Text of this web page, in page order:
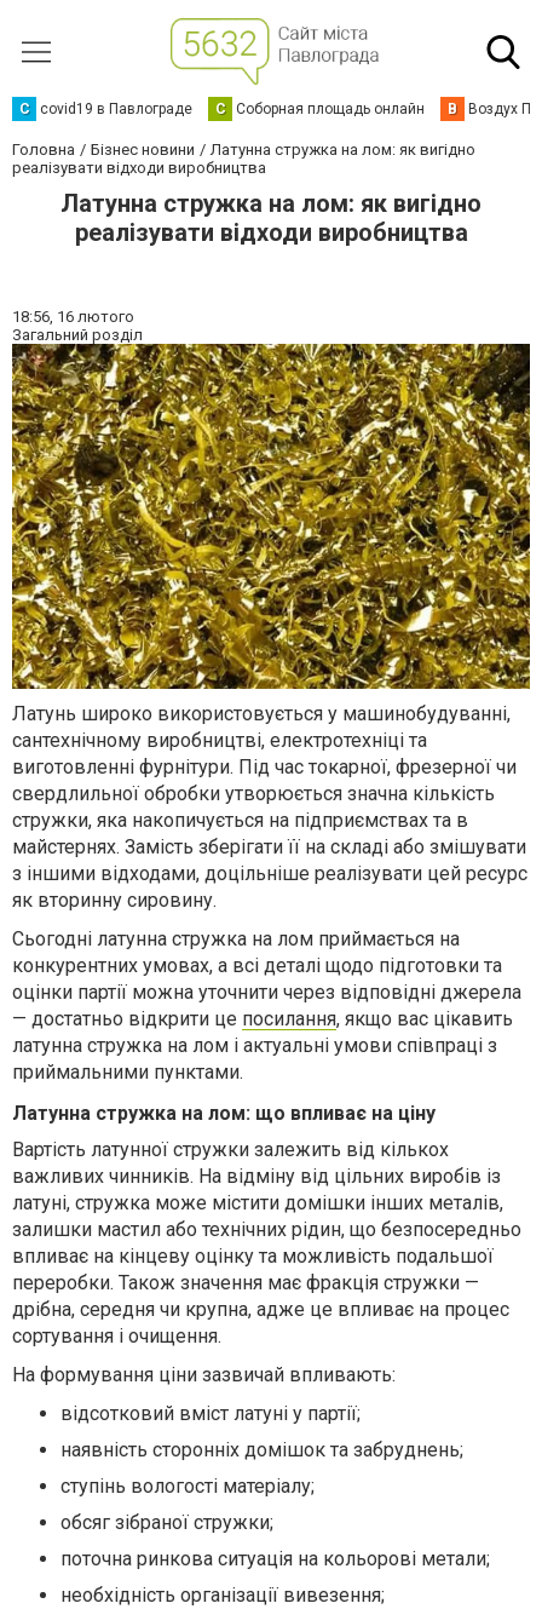
C covid19 в Павлограде С Соборная площадь онлайн В Воздух
Головна Бізнес новини
Латунна стружка на лом: як вигідно
реалізувати відходи виробництва
Латунна стружка на лом: як вигідно
реалізувати відходи виробництва
18:56, 16 лютого
Загальний розділ
Латунь широко використовується у машинобудуванні,
сантехнічному виробництві, електротехніці та
виготовленні фурнітури. Під час токарної, фрезерної чи
свердлильної обробки утворюється значна кількість
стружки, яка накопичується на підприємствах та в
майстернях. Замість зберігати її на складі або змішувати
з іншими відходами, доцільніше реалізувати цей ресурс
як вторинну сировину.
Сьогодні латунна стружка на лом приймається на
конкурентних умовах, а всі деталі щодо підготовки та
оцінки партії можна уточнити через відповідні джерела
— достатньо відкрити це посилання, якщо вас цікавить
латунна стружка на лом і актуальні умови співпраці з
приймальними пунктами.
Латунна стружка на лом: що впливає на ціну
Вартість латунної стружки залежить від кількох
важливих чинників. На відміну від цільних виробів із
латуні, стружка може містити домішки інших металів,
залишки мастил або технічних рідин, що безпосередньо
впливає на кінцеву оцінку та можливість подальшої
переробки. Також значення має фракція стружки —
дрібна, середня чи крупна, адже це впливає на процес
сортування і очищення.
На формування ціни зазвичай впливають:
відсотковий вміст латуні у партії;
наявність сторонніх домішок та забруднень;
ступінь вологості матеріалу;
обсяг зібраної стружки;
поточна ринкова ситуація на кольорові метали;
необхідність організації вивезення;